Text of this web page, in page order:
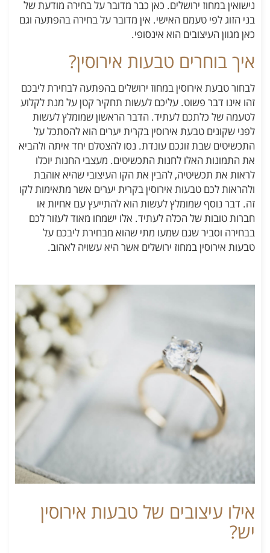
נישואין במחוז ירושלים. כאן כבר מדובר על בחירה מודעת של
בני הזוג לפי טעמם האישי. אין מדובר על בחירה בהפתעה וגם
כאן מגוון העיצובים הוא אינסופי.
איך בוחרים טבעות אירוסין?
לבחור טבעת אירוסין במחוז ירושלים בהפתעה לבחירת ליבכם
זהו אינו דבר פשוט. עליכם לעשות תחקיר קטן על מנת לקלוע
לטעמה של כלתכם לעתיד. הדבר הראשון שמומלץ לעשות
לפני שקונים טבעת אירוסין בקרית יערים הוא להסתכל על
התכשיטים שבת זוגכם עונדת. נסו להצטלם יחד איתה ולהביא
את התמונות האלו לחנות התכשיטים. מעצבי החנות יוכלו
לראות את תכשיטיה, להבין את הקו העיצובי שהיא אוהבת
ולהראות לכם טבעות אירוסין בקרית יערים אשר מתאימות לקו
זה. דבר נוסף שמומלץ לעשות הוא להתייעץ עם אחיות או
חברות טובות של הכלה לעתיד. אלו ישמחו מאוד לעזור לכם
בבחירה וסביר שגם שמעו מתי שהוא מבחירת ליבכם על
טבעות אירוסין במחוז ירושלים אשר היא עשויה לאהוב.
אילו עיצובים של טבעות אירוסין
יש?